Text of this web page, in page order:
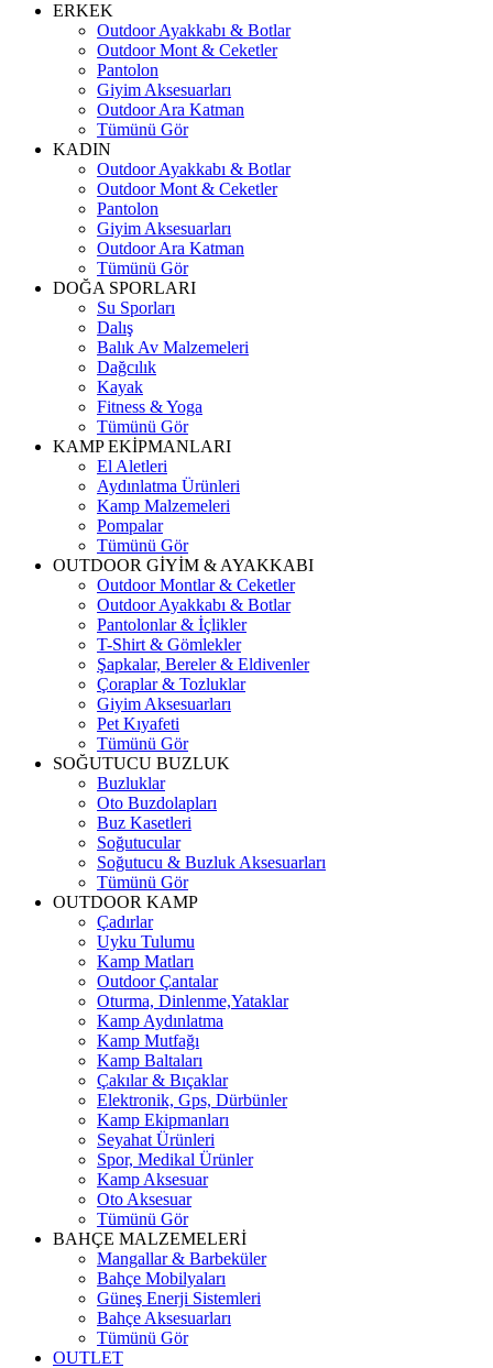
ERKEK
Outdoor Ayakkabı & Botlar
Outdoor Mont & Ceketler
Pantolon
Giyim Aksesuarları
Outdoor Ara Katman
Tümünü Gör
KADIN
Outdoor Ayakkabı & Botlar
Outdoor Mont & Ceketler
Pantolon
Giyim Aksesuarları
Outdoor Ara Katman
Tümünü Gör
DOĞA SPORLARI
Su Sporları
Dalış
Balık Av Malzemeleri
Dağcılık
Kayak
Fitness & Yoga
Tümünü Gör
KAMP EKİPMANLARI
El Aletleri
Aydınlatma Ürünleri
Kamp Malzemeleri
Pompalar
Tümünü Gör
OUTDOOR GİYİM & AYAKKABI
Outdoor Montlar & Ceketler
Outdoor Ayakkabı & Botlar
Pantolonlar & İçlikler
T-Shirt & Gömlekler
Şapkalar, Bereler & Eldivenler
Çoraplar & Tozluklar
Giyim Aksesuarları
Pet Kıyafeti
Tümünü Gör
SOĞUTUCU BUZLUK
Buzluklar
Oto Buzdolapları
Buz Kasetleri
Soğutucular
Soğutucu & Buzluk Aksesuarları
Tümünü Gör
OUTDOOR KAMP
Çadırlar
Uyku Tulumu
Kamp Matları
Outdoor Çantalar
Oturma, Dinlenme,Yataklar
Kamp Aydınlatma
Kamp Mutfağı
Kamp Baltaları
Çakılar & Bıçaklar
Elektronik, Gps, Dürbünler
Kamp Ekipmanları
Seyahat Ürünleri
Spor, Medikal Ürünler
Kamp Aksesuar
Oto Aksesuar
Tümünü Gör
BAHÇE MALZEMELERİ
Mangallar & Barbeküler
Bahçe Mobilyaları
Güneş Enerji Sistemleri
Bahçe Aksesuarları
Tümünü Gör
OUTLET